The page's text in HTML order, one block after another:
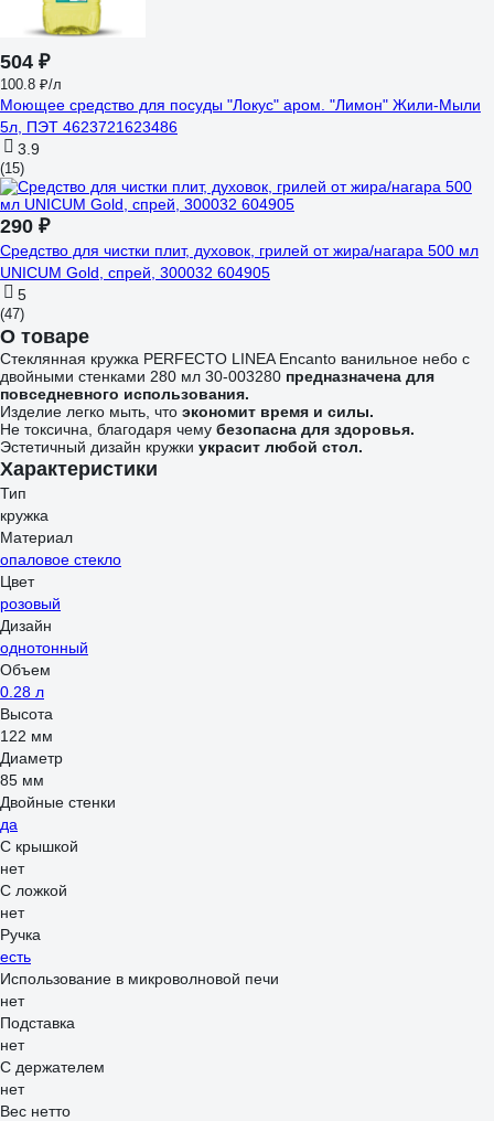
504 ₽
100.8 ₽/л
Моющее средство для посуды "Локус" аром. "Лимон" Жили-Мыли
5л, ПЭТ 4623721623486
3.9
(15)
290 ₽
Средство для чистки плит, духовок, грилей от жира/нагара 500 мл
UNICUM Gold, спрей, 300032 604905
5
(47)
О товаре
Стеклянная кружка PERFECTO LINEA Encanto ванильное небо с
двойными стенками 280 мл 30-003280 предназначена для
повседневного использования.
Изделие легко мыть, что экономит время и силы.
Не токсична, благодаря чему безопасна для здоровья.
Эстетичный дизайн кружки украсит любой стол.
Характеристики
Тип
кружка
Материал
опаловое стекло
Цвет
розовый
Дизайн
однотонный
Объем
0.28 л
Высота
122 мм
Диаметр
85 мм
Двойные стенки
да
С крышкой
нет
С ложкой
нет
Ручка
есть
Использование в микроволновой печи
нет
Подставка
нет
С держателем
нет
Вес нетто